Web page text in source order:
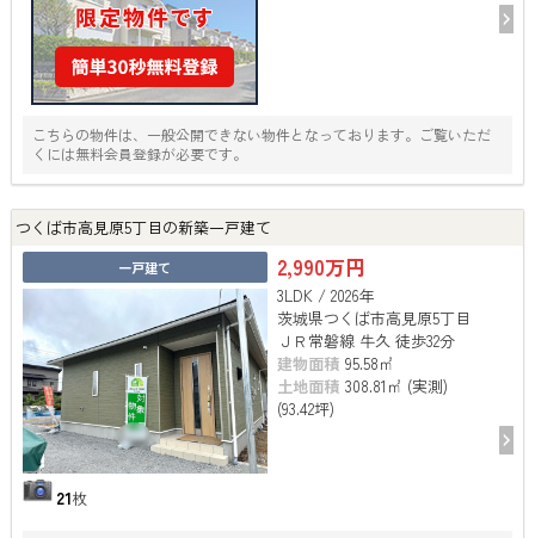
こちらの物件は、一般公開できない物件となっております。ご覧いただ
くには無料会員登録が必要です。
つくば市高見原5丁目の新築一戸建て
一戸建て
21枚
2,990万円
3LDK / 2026年
茨城県つくば市高見原5丁目
ＪＲ常磐線 牛久 徒歩32分
建物面積 95.58㎡
土地面積 308.81㎡ (実測)
(93.42坪)